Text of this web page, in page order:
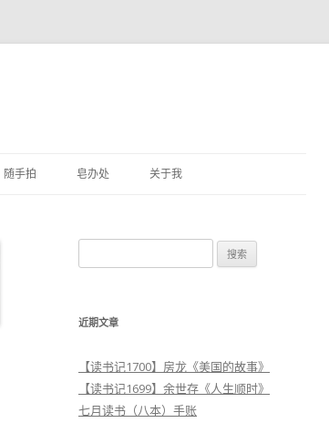
随手拍 皂办处 关于我
索
近期文章
【读书记1700】房龙《美国的故事》
【读书记1699】余世存《人生顺时》
七月读书（八本）手账